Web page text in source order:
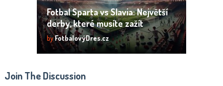
Fotbal Sparta vs Slavia: Největší
derby, které musíte zažít
byFotbalovýDres.cz
Join The Discussion